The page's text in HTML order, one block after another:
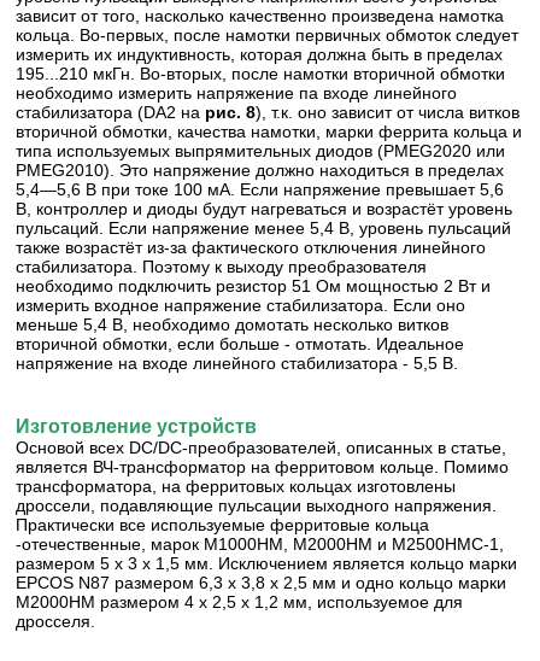
зависит от того, насколько качественно произведена намотка
кольца. Во-первых, после намотки первичных обмоток следует
измерить их индуктивность, которая должна быть в пределах
195...210 мкГн. Во-вторых, после намотки вторичной обмотки
необходимо измерить напряжение па входе линейного
стабилизатора (DA2 на рис. 8), т.к. оно зависит от числа витков
вторичной обмотки, качества намотки, марки феррита кольца и
типа используемых выпрямительных диодов (PMEG2020 или
PMEG2010). Это напряжение должно находиться в пределах
5,4—5,6 В при токе 100 мА. Если напряжение превышает 5,6
В, контроллер и диоды будут нагреваться и возрастёт уровень
пульсаций. Если напряжение менее 5,4 В, уровень пульсаций
также возрастёт из-за фактического отключения линейного
стабилизатора. Поэтому к выходу преобразователя
необходимо подключить резистор 51 Ом мощностью 2 Вт и
измерить входное напряжение стабилизатора. Если оно
меньше 5,4 В, необходимо домотать несколько витков
вторичной обмотки, если больше - отмотать. Идеальное
напряжение на входе линейного стабилизатора - 5,5 В.
Изготовление устройств
Основой всех DC/DC-преобразователей, описанных в статье,
является ВЧ-трансформатор на ферритовом кольце. Помимо
трансформатора, на ферритовых кольцах изготовлены
дроссели, подавляющие пульсации выходного напряжения.
Практически все используемые ферритовые кольца
-отечественные, марок М1000НМ, М2000НМ и М2500НМС-1,
размером 5 х 3 х 1,5 мм. Исключением является кольцо марки
EPCOS N87 размером 6,3 х 3,8 х 2,5 мм и одно кольцо марки
М2000НМ размером 4 х 2,5 х 1,2 мм, используемое для
дросселя.